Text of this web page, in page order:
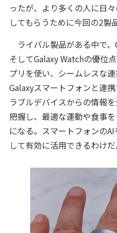
ったが、より多くの人に日
してもらうために今回の2製
ライバル製品がある中で、
そしてGalaxy Watchの優位
プリを使い、シームレスな
Galaxyスマートフォンと連
ラブルデバイスからの情報
把握し、最適な運動や食事
になる。スマートフォンの
して有効に活用できるわけだ